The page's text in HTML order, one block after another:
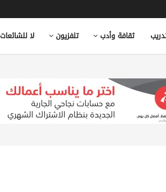
ثقافة وأدب تلفزيون لا للشائعات